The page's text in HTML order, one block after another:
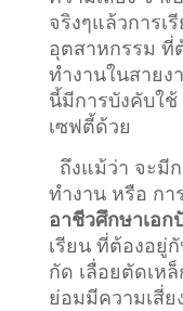
จริงๆแล้วการเ
อุตสาหกรรม ที่
ทำงานในสายง
นี้มีการบังคับใช้
เซฟตี้ด้วย
ถึงแม้ว่า จะมี
ทำงาน หรือ กา
อาชีวศึกษาเอ
เรียน ที่ต้องอยู่กั
กัด เลื่อยตัดเห
ย่อมมีความเสี่ย